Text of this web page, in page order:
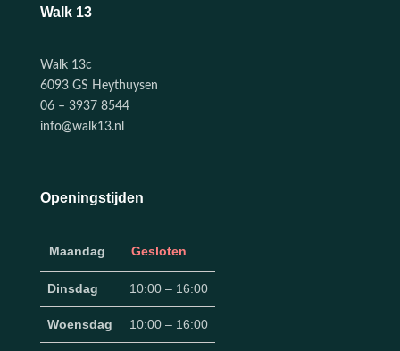
Walk 13
Walk 13c
6093 GS Heythuysen
06 – 3937 8544
info@walk13.nl
Openingstijden
Maandag Gesloten
Dinsdag 10:00 – 16:00
Woensdag 10:00 – 16:00